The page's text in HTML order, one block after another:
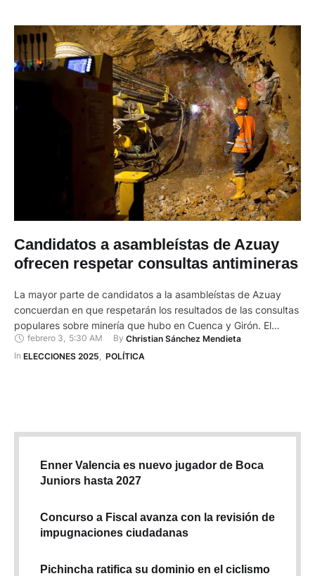
Candidatos a asambleístas de Azuay
ofrecen respetar consultas antimineras
La mayor parte de candidatos a la asambleístas de Azuay
concuerdan en que respetarán los resultados de las consultas
populares sobre minería que hubo en Cuenca y Girón. El
prebiscito en Cuenca fue el 7 de febrero de 2021 y en este
casi un 80 % de la población se pronunció en contra de que …
febrero 3, 5:30 AM By Christian Sánchez Mendieta
In ELECCIONES 2025 POLÍTICA
Enner Valencia es nuevo jugador de Boca
Juniors hasta 2027
Concurso a Fiscal avanza con la revisión de
impugnaciones ciudadanas
Pichincha ratifica su dominio en el ciclismo